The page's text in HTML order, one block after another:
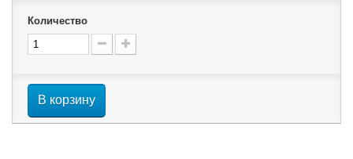
Количество
В корзину